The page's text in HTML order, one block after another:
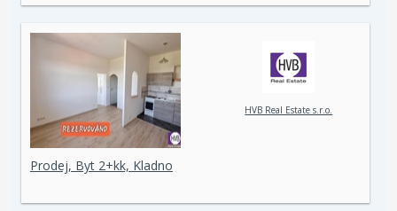
HVB Real Estate s.r.o.
Prodej, Byt 2+kk, Kladno